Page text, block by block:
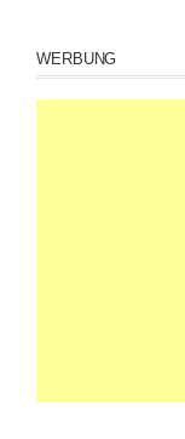
WERBUNG